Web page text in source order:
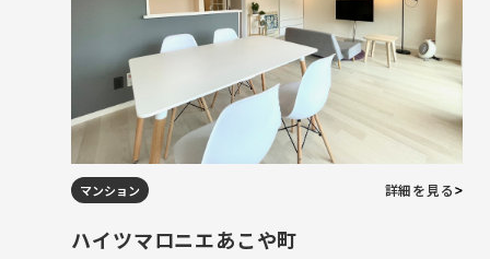
マンション 詳細を見る
ハイツマロニエあこや町